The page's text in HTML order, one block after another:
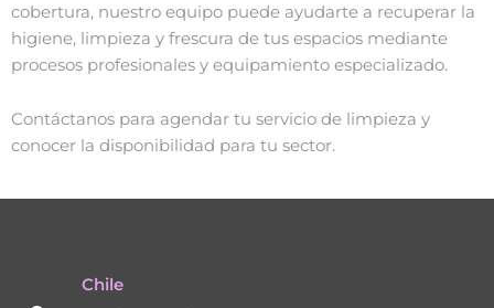
cobertura, nuestro equipo puede ayudarte a recuperar la
higiene, limpieza y frescura de tus espacios mediante
procesos profesionales y equipamiento especializado.
Contáctanos para agendar tu servicio de limpieza y
conocer la disponibilidad para tu sector.
Chile